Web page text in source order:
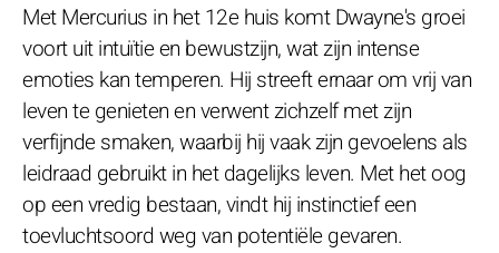
Met Mercurius in het 12e huis komt Dwayne's groei
voort uit intuïtie en bewustzijn, wat zijn intense
emoties kan temperen. Hij streeft ernaar om vrij van
leven te genieten en verwent zichzelf met zijn
verfijnde smaken, waarbij hij vaak zijn gevoelens als
leidraad gebruikt in het dagelijks leven. Met het oog
op een vredig bestaan, vindt hij instinctief een
toevluchtsoord weg van potentiële gevaren.